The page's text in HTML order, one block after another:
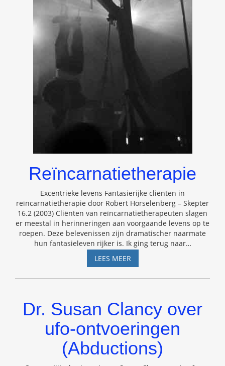
Reïncarnatietherapie
Excentrieke levens Fantasierijke cliënten in
reïncarnatietherapie door Robert Horselenberg – Skepter
16.2 (2003) Cliënten van reïncarnatietherapeuten slagen
er meestal in herinneringen aan voorgaande levens op te
roepen. Deze belevenissen zijn dramatischer naarmate
hun fantasieleven rijker is. Ik ging terug naar…
LEES MEERREÏNCARNATIETHERAPIE
Dr. Susan Clancy over
ufo-ontvoeringen
(Abductions)